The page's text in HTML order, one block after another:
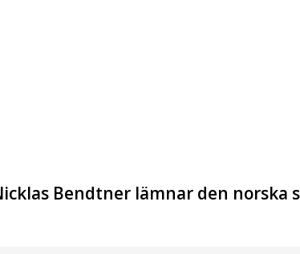
Bendtner lämnar den norska